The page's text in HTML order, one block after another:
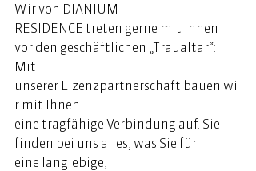
Wir von DIANIUM
RESIDENCE treten gerne mit Ihnen
vor den geschäftlichen „Traualtar“:
Mit
unserer Lizenzpartnerschaft bauen wi
r mit Ihnen
eine tragfähige Verbindung auf. Sie
finden bei uns alles, was Sie für
eine langlebige,